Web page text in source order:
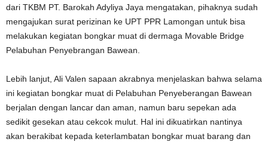
dari TKBM PT. Barokah Adyliya Jaya mengatakan, pihaknya sudah
mengajukan surat perizinan ke UPT PPR Lamongan untuk bisa
melakukan kegiatan bongkar muat di dermaga Movable Bridge
Pelabuhan Penyebrangan Bawean.
Lebih lanjut, Ali Valen sapaan akrabnya menjelaskan bahwa selama
ini kegiatan bongkar muat di Pelabuhan Penyeberangan Bawean
berjalan dengan lancar dan aman, namun baru sepekan ada
sedikit gesekan atau cekcok mulut. Hal ini dikuatirkan nantinya
akan berakibat kepada keterlambatan bongkar muat barang dan